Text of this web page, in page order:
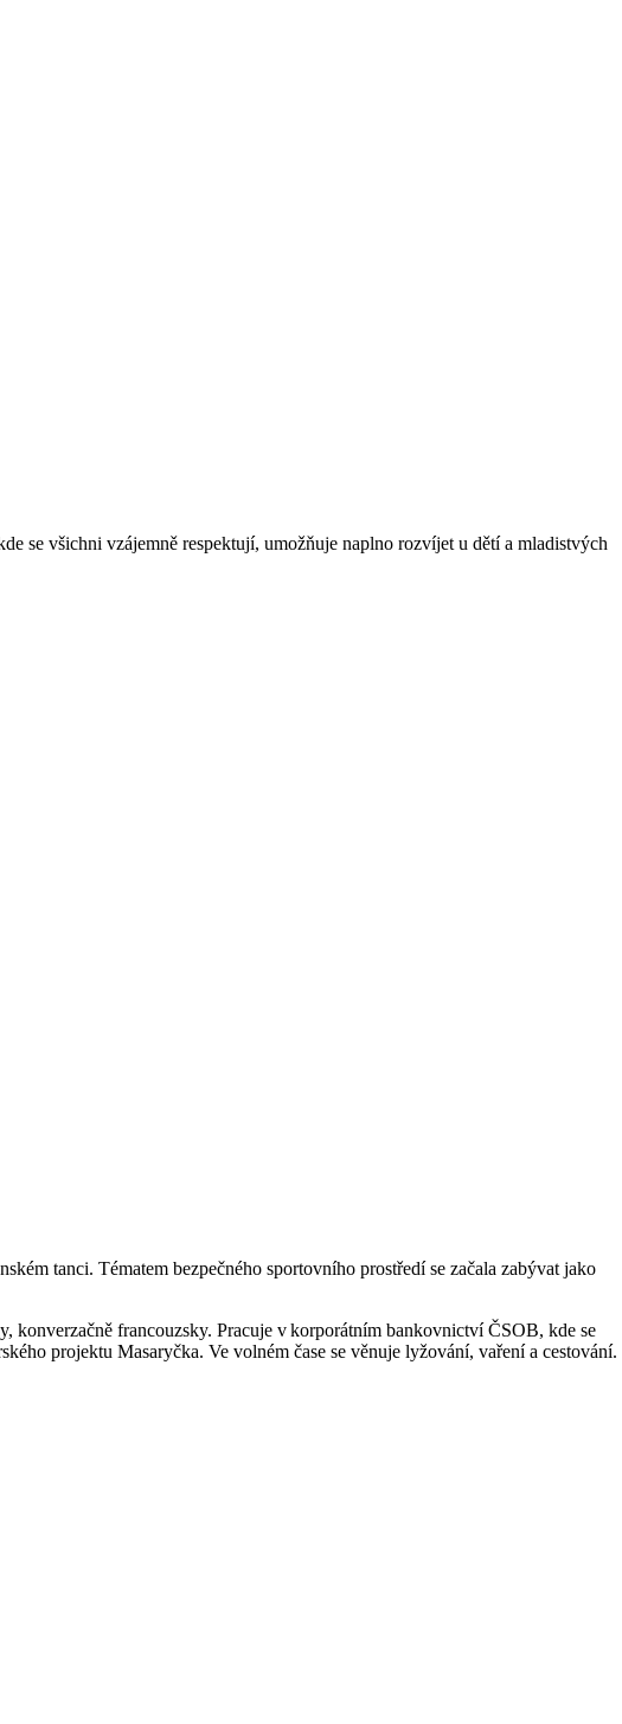
se všichni vzájemně respektují, umožňuje naplno rozvíjet u dětí a mladistvých
tanci. Tématem bezpečného sportovního prostředí se začala zabývat jako
konverzačně francouzsky. Pracuje v korporátním bankovnictví ČSOB, kde se
projektu Masaryčka. Ve volném čase se věnuje lyžování, vaření a cestování.